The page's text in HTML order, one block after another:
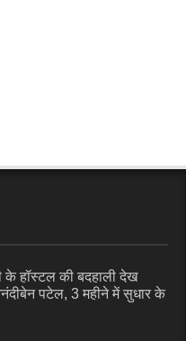
के हॉस्टल की बदहाली देख
पटेल, 3 महीने में सुधार के